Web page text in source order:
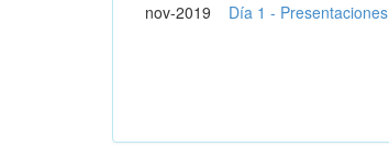
nov-2019 Día 1 - Presentaciones